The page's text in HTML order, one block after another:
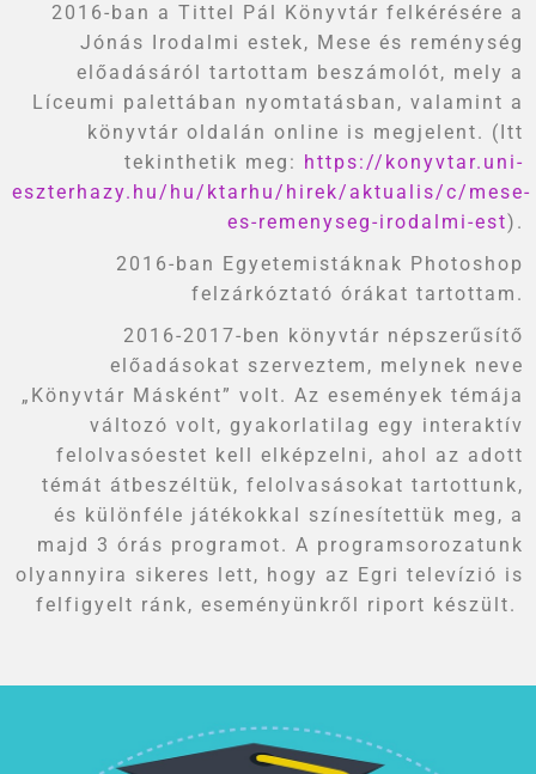
2016-ban a Tittel Pál Könyvtár felkérésére a
Jónás Irodalmi estek, Mese és reménység
előadásáról tartottam beszámolót, mely a
Líceumi palettában nyomtatásban, valamint a
könyvtár oldalán online is megjelent. (Itt
tekinthetik meg: https://konyvtar.uni-
eszterhazy.hu/hu/ktarhu/hirek/aktualis/c/mese-
es-remenyseg-irodalmi-est).
2016-ban Egyetemistáknak Photoshop
felzárkóztató órákat tartottam.
2016-2017-ben könyvtár népszerűsítő
előadásokat szerveztem, melynek neve
„Könyvtár Másként” volt. Az események témája
változó volt, gyakorlatilag egy interaktív
felolvasóestet kell elképzelni, ahol az adott
témát átbeszéltük, felolvasásokat tartottunk,
és különféle játékokkal színesítettük meg, a
majd 3 órás programot. A programsorozatunk
olyannyira sikeres lett, hogy az Egri televízió is
felfigyelt ránk, eseményünkről riport készült.